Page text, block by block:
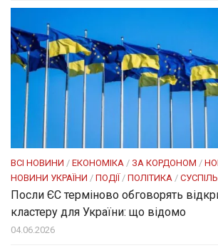
ВСІ НОВИНИ / ЕКОНОМІКА / ЗА КОРДОНОМ /
НОВИНИ УКРАЇНИ / ПОДІЇ / ПОЛІТИКА /
Посли ЄC терміново обговорять
кластеру для України: що відомо
04.06.2026